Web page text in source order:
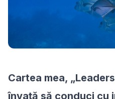
Cartea mea,
învață să conduci cu